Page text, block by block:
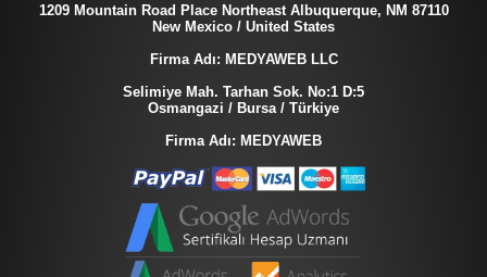
1209 Mountain Road Place Northeast Albuquerque, NM 87110
New Mexico / United States
Firma Adı: MEDYAWEB LLC
Selimiye Mah. Tarhan Sok. No:1 D:5
Osmangazi / Bursa / Türkiye
Firma Adı: MEDYAWEB